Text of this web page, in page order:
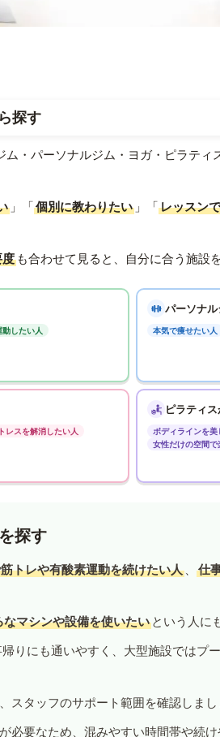
探す
・パーソナルジム・ヨガ・ピラテ
」「個別に教わりたい 」「レッスン
も合わせて見ると、自分に合う施設
したい人
パーソナ
本気で痩せたい人
レスを解消したい人
ピラティ
ボディラインを美
女性だけの空間で
探す
トレや有酸素運動を続けたい人 、 仕
なマシンや設備を使いたい という人に
りにも通いやすく、大型施設ではプ
スタッフのサポート範囲を確認しまし
必要なため、混みやすい時間帯や続